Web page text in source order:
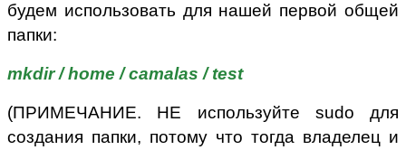
будем использовать для нашей первой общей
папки:
mkdir / home / camalas / test
(ПРИМЕЧАНИЕ. НЕ используйте sudo для
создания папки, потому что тогда владелец и